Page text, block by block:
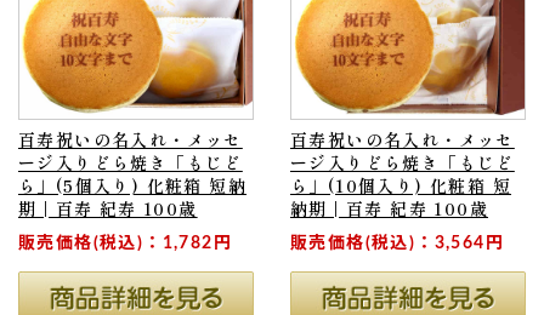
百寿祝いの名入れ・メッセ
ージ入りどら焼き「もじど
ら」(5個入り) 化粧箱 短納
期 | 百寿 紀寿 100歳
販売価格(税込)：1,782円
百寿祝いの名入れ・メッセ
ージ入りどら焼き「もじど
ら」(10個入り) 化粧箱 短
納期 | 百寿 紀寿 100歳
販売価格(税込)：3,564円